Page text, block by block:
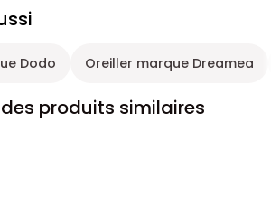
Dodo Oreiller marque Dreamea
produits similaires